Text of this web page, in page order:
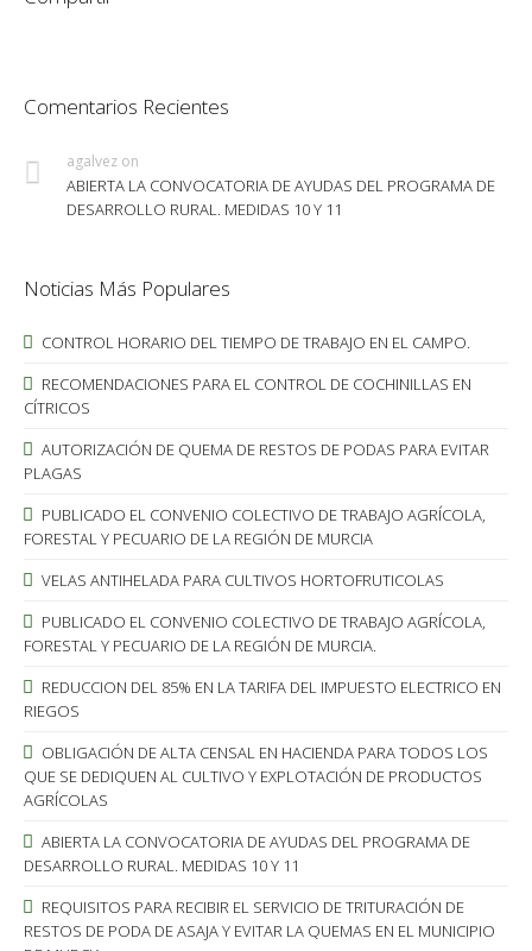
Comentarios Recientes
agalvez on
ABIERTA LA CONVOCATORIA DE AYUDAS DEL PROGRAMA DE
DESARROLLO RURAL. MEDIDAS 10 Y 11
Noticias Más Populares
CONTROL HORARIO DEL TIEMPO DE TRABAJO EN EL CAMPO.
RECOMENDACIONES PARA EL CONTROL DE COCHINILLAS EN
CÍTRICOS
AUTORIZACIÓN DE QUEMA DE RESTOS DE PODAS PARA EVITAR
PLAGAS
PUBLICADO EL CONVENIO COLECTIVO DE TRABAJO AGRÍCOLA,
FORESTAL Y PECUARIO DE LA REGIÓN DE MURCIA
VELAS ANTIHELADA PARA CULTIVOS HORTOFRUTICOLAS
PUBLICADO EL CONVENIO COLECTIVO DE TRABAJO AGRÍCOLA,
FORESTAL Y PECUARIO DE LA REGIÓN DE MURCIA.
REDUCCION DEL 85% EN LA TARIFA DEL IMPUESTO ELECTRICO EN
RIEGOS
OBLIGACIÓN DE ALTA CENSAL EN HACIENDA PARA TODOS LOS
QUE SE DEDIQUEN AL CULTIVO Y EXPLOTACIÓN DE PRODUCTOS
AGRÍCOLAS
ABIERTA LA CONVOCATORIA DE AYUDAS DEL PROGRAMA DE
DESARROLLO RURAL. MEDIDAS 10 Y 11
REQUISITOS PARA RECIBIR EL SERVICIO DE TRITURACIÓN DE
RESTOS DE PODA DE ASAJA Y EVITAR LA QUEMAS EN EL MUNICIPIO